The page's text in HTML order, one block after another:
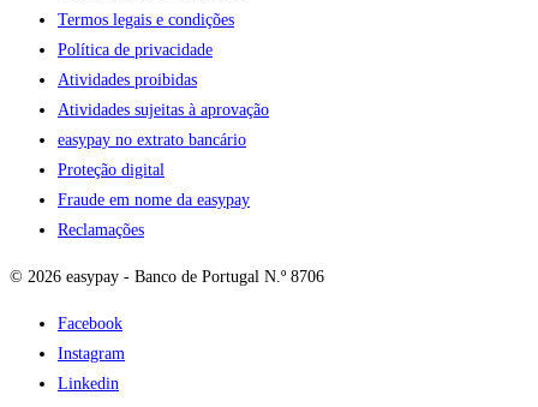
Termos legais e condições
Política de privacidade
Atividades proibidas
Atividades sujeitas à aprovação
easypay no extrato bancário
Proteção digital
Fraude em nome da easypay
Reclamações
© 2026 easypay - Banco de Portugal N.º 8706
Facebook
Instagram
Linkedin